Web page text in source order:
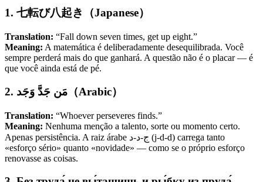
1. 七転び八起き（Japanese）
Translation: “Fall down seven times, get up eight.”
Meaning: A matemática é deliberadamente desequilibrada. Você
sempre perderá mais do que ganhará. A questão não é o placar — é
que você ainda está de pé.
2. مَن جَدَّ وَجَد（Arabic）
Translation: “Whoever perseveres finds.”
Meaning: Nenhuma menção a talento, sorte ou momento certo.
Apenas persistência. A raiz árabe ج-د-د (j-d-d) carrega tanto
«esforço sério» quanto «novidade» — como se o próprio esforço
renovasse as coisas.